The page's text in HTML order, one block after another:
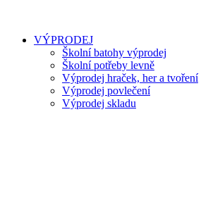
VÝPRODEJ
Školní batohy výprodej
Školní potřeby levně
Výprodej hraček, her a tvoření
Výprodej povlečení
Výprodej skladu